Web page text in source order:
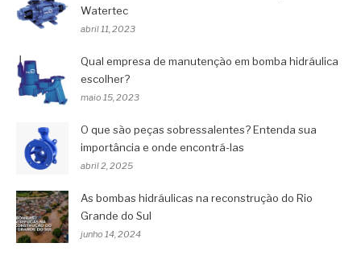
Watertec
abril 11, 2023
Qual empresa de manutenção em bomba hidráulica
escolher?
maio 15, 2023
O que são peças sobressalentes? Entenda sua
importância e onde encontrá-las
abril 2, 2025
As bombas hidráulicas na reconstrução do Rio
Grande do Sul
junho 14, 2024